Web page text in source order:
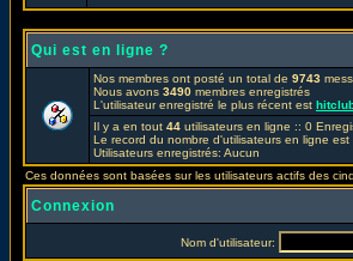
Qui est en ligne ?
Nos membres ont posté un total de 9743
Nous avons 3490 membres enregistrés
L'utilisateur enregistré le plus récent est
Il y a en tout 44 utilisateurs en ligne :: 0
Le record du nombre d'utilisateurs en ligne est
Utilisateurs enregistrés: Aucun
Ces données sont basées sur les utilisateurs actifs des
Connexion
Nom d'utilisateur: